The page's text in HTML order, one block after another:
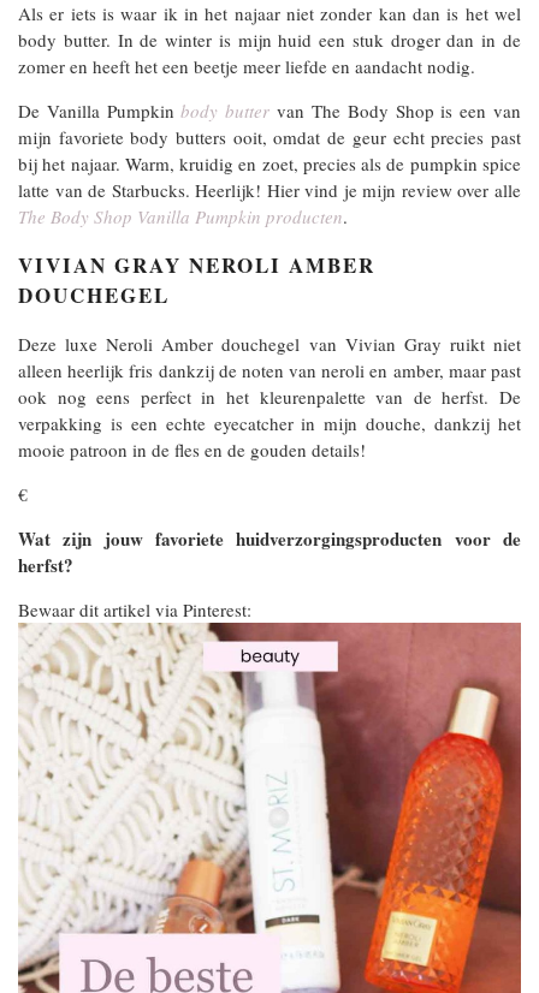
Als er iets is waar ik in het najaar niet zonder kan dan is het wel
body butter. In de winter is mijn huid een stuk droger dan in de
zomer en heeft het een beetje meer liefde en aandacht nodig.
De Vanilla Pumpkinbody butter van The Body Shop is een van
mijn favoriete body butters ooit, omdat de geur echt precies past
bij het najaar. Warm, kruidig en zoet, precies als de pumpkin spice
latte van de Starbucks. Heerlijk! Hier vind je mijn review over alle
The Body Shop Vanilla Pumpkin producten.
VIVIAN GRAY NEROLI AMBER
DOUCHEGEL
Deze luxe Neroli Amber douchegel van Vivian Gray ruikt niet
alleen heerlijk fris dankzij de noten van neroli en amber, maar past
ook nog eens perfect in het kleurenpalette van de herfst. De
verpakking is een echte eyecatcher in mijn douche, dankzij het
mooie patroon in de fles en de gouden details!
€
Wat zijn jouw favoriete huidverzorgingsproducten voor de
herfst?
Bewaar dit artikel via Pinterest: